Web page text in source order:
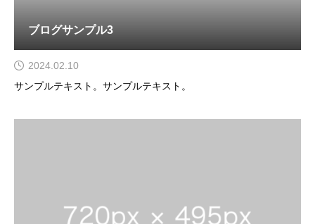
ブログサンプル3
2024.02.10
サンプルテキスト。サンプルテキスト。